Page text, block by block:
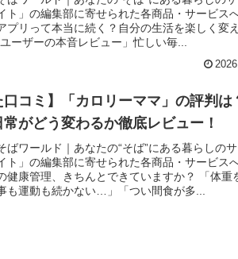
ト」の編集部に寄せられた各商品・サービス
プリって本当に続く？自分の生活を楽しく変
ーザーの本音レビュー」忙しい毎...
口コミ】「カロリーママ」の評判は
がどう変わるか徹底レビュー！
ワールド｜あなたの“そば”にある暮らしの
ト」の編集部に寄せられた各商品・サービス
健康管理、きちんとできていますか？ 「体重
も運動も続かない…」「つい間食が多...